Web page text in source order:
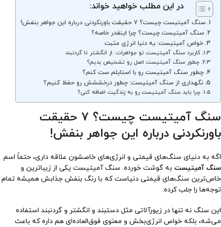
در این مطلب خواهید خواند:
سنگ آمیتیست چیست؟ 7 حقیقت باورنکردنی درباره این جواهر بنفش!
سنگ آمیتیست چیست؟ چرا اینقدر خاصه؟
خواص آمیتیست: یه دنیا انرژی مثبت
کاربرد سنگ آمیتیست تو جواهرات: از انگشتر تا گردنبند
چطور سنگ آمیتیست اصل رو تشخیص بدیم؟
چطور سنگ آمیتیست رو با استایلم ست کنم؟
نگهداری از سنگ آمیتیست: چطور درخششش رو حفظ کنیم؟
چرا باید سنگ آمیتیست رو به زندگیت اضافه کنی؟
سنگ آمیتیست چیست؟ 7 حقیقت
باورنکردنی درباره این جواهر بنفش!
اگه به دنیای سنگ‌های قیمتی و انرژی‌های خاصشون علاقه داری، حتماً اسم
سنگ آمیتیست به گوشت خورده. سنگ آمیتیست یکی از زیباترین و
خاص‌ترین سنگ‌های قیمتی دنیاست که با رنگ بنفش جذابش همیشه تمام
توجه‌ها را جلب کرده.
این سنگ نه تنها در زیورآلاتی مثل دستبند و انگشتر و گردنبند استفاده
می‌شه، بلکه خواص انرژی‌بخش و معنوی فوق‌العاده‌ای هم داره که باعث